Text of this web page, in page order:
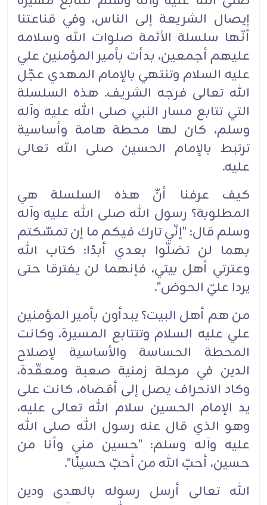
إيصال الشريعة إلى الناس، وفي ‏‏قناعتنا
أنّها سلسلة الأئمة صلوات الله وسلامه
عليهم أجمعين، بدأت بأمير المؤمنين علي
عليه السلام وتنتهي ‏‏بالإمام المهدي عجّل
الله تعالى فرجه الشريف. هذه السلسلة
التي تتابع مسار النبي صلى الله عليه وآله
وسلم، ‏‏كان لها محطة هامة وأساسية
ترتبط بالإمام الحسين صلى الله تعالى
عليه.‏
كيف عرفنا أنّ هذه السلسلة هي
المطلوبة؟ رسول الله صلى الله عليه وآله
وسلم قال: "إنّي تارك فيكم ما إن ‏‏تمسّكتم
بهما لن تضلّوا بعدي أبدًا: كتاب الله
وعترتي أهل بيتي، فإنهما لن يفترقا حتى
يردا عليّ الحوض". ‏
من هم أهل البيت؟ يبدأون بأمير المؤمنين
علي عليه السلام وتتتابع المسيرة، وكانت
المحطة الحساسة ‏‏والأساسية لإصلاح
الدين في مرحلة زمنية صعبة ومعقّدة،
وكاد الانحراف يصل إلى أقصاه، كانت على
يد ‏‏الإمام الحسين سلام الله تعالى عليه،
وهو الذي قال عنه رسول الله صلى الله
عليه وآله وسلم: "حسين مني ‏‏وأنا من
حسين، أحبّ الله من أحبّ حسينًا".‏
الله تعالى أرسل رسوله بالهدى ودين